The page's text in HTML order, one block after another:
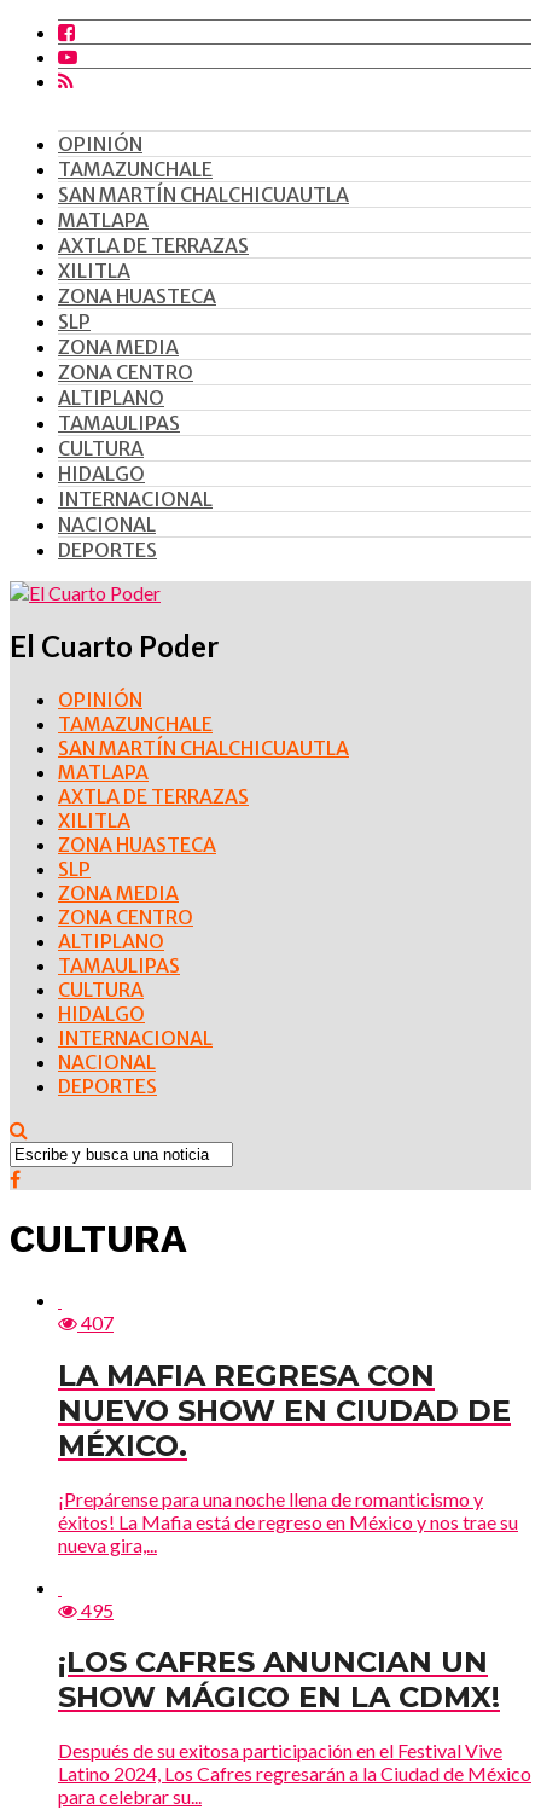
OPINIÓN
TAMAZUNCHALE
SAN MARTÍN CHALCHICUAUTLA
MATLAPA
AXTLA DE TERRAZAS
XILITLA
ZONA HUASTECA
SLP
ZONA MEDIA
ZONA CENTRO
ALTIPLANO
TAMAULIPAS
CULTURA
HIDALGO
INTERNACIONAL
NACIONAL
DEPORTES
El Cuarto Poder
OPINIÓN
TAMAZUNCHALE
SAN MARTÍN CHALCHICUAUTLA
MATLAPA
AXTLA DE TERRAZAS
XILITLA
ZONA HUASTECA
SLP
ZONA MEDIA
ZONA CENTRO
ALTIPLANO
TAMAULIPAS
CULTURA
HIDALGO
INTERNACIONAL
NACIONAL
DEPORTES
CULTURA
407
LA MAFIA REGRESA CON
NUEVO SHOW EN CIUDAD DE
MÉXICO.
¡Prepárense para una noche llena de romanticismo y
éxitos! La Mafia está de regreso en México y nos trae su
nueva gira,...
495
¡LOS CAFRES ANUNCIAN UN
SHOW MÁGICO EN LA CDMX!
Después de su exitosa participación en el Festival Vive
Latino 2024, Los Cafres regresarán a la Ciudad de México
para celebrar su...